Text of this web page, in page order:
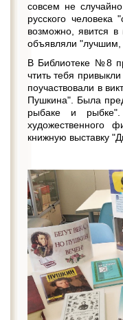
совсем не
русского человека
возможно, явится
объявляли "лучшим,
В Библиотеке №8
чтить тебя
поучаствовали в
Пушкина". Была
рыбаке и
художественного
книжную выставку